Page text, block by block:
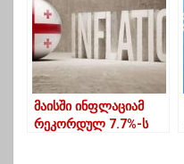
თანხლებით ჩაიარა
მაისში ინფლაციამ
რეკორდულ 7.7%-ს